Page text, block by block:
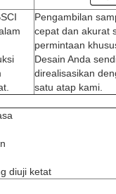
Pengambilan
cepat dan akurat
permintaan
Desain Anda
direalisasikan
satu atap kami.
diuji ketat